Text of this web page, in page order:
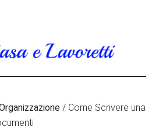
/ Come Scrivere una